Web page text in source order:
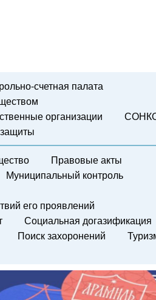
счетная палата
организации
Правовые акты
Муниципальный контроль
его проявлений
Социальная догазификация
Поиск захоронений